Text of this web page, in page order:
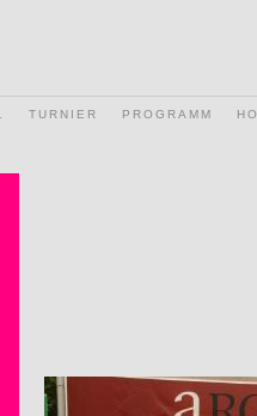
TURNIER PROGRAMM